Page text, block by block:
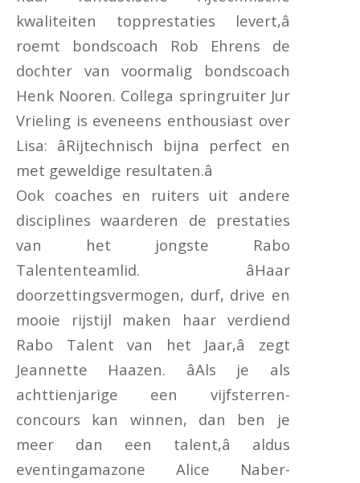
kwaliteiten topprestaties levert,â
roemt bondscoach Rob Ehrens de
dochter van voormalig bondscoach
Henk Nooren. Collega springruiter Jur
Vrieling is eveneens enthousiast over
Lisa: âRijtechnisch bijna perfect en
met geweldige resultaten.â
Ook coaches en ruiters uit andere
disciplines waarderen de prestaties
van het jongste Rabo
Talententeamlid. âHaar
doorzettingsvermogen, durf, drive en
mooie rijstijl maken haar verdiend
Rabo Talent van het Jaar,â zegt
Jeannette Haazen. âAls je als
achttienjarige een vijfsterren-
concours kan winnen, dan ben je
meer dan een talent,â aldus
eventingamazone Alice Naber-